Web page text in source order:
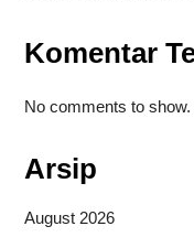
Komentar
No comments to show.
Arsip
August 2026